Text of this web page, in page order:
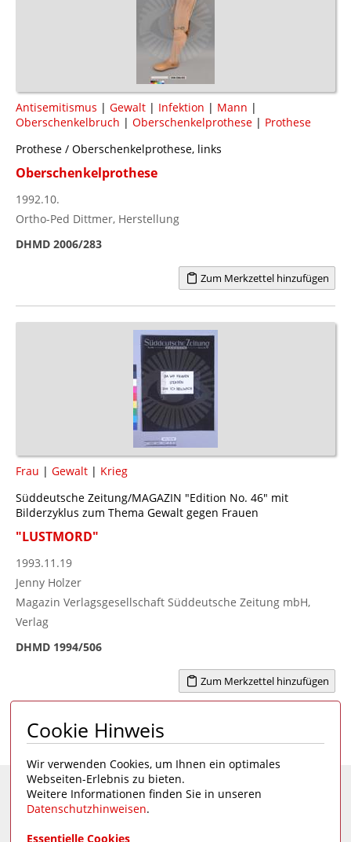
Antisemitismus | Gewalt | Infektion | Mann |
Oberschenkelbruch | Oberschenkelprothese | Prothese
Prothese / Oberschenkelprothese, links
Oberschenkelprothese
1992.10.
Ortho-Ped Dittmer, Herstellung
DHMD 2006/283
Zum Merkzettel hinzufügen
Frau | Gewalt | Krieg
Süddeutsche Zeitung/MAGAZIN "Edition No. 46" mit
Bilderzyklus zum Thema Gewalt gegen Frauen
"LUSTMORD"
1993.11.19
Jenny Holzer
Magazin Verlagsgesellschaft Süddeutsche Zeitung mbH,
Verlag
DHMD 1994/506
Zum Merkzettel hinzufügen
Seite 1 von 1 1
Eine Seite desDeutschen Hygiene-Museums
Cookie Hinweis
Wir verwenden Cookies, um Ihnen ein optimales
Webseiten-Erlebnis zu bieten.
Weitere Informationen finden Sie in unseren
Datenschutzhinweisen.
Essentielle Cookies